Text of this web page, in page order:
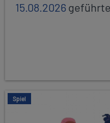
15.08.2026
Spiel